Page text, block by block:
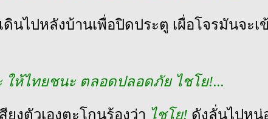
ดินไปหลังบ้านเพื่อปิดประตู เผื่อโจรมันจะเ
ให้ไทยชนะ ตลอดปลอดภัย ไชโย!...
ยงตัวเองตะโกนร้องว่า ไชโย! ดังลั่นไปหน่